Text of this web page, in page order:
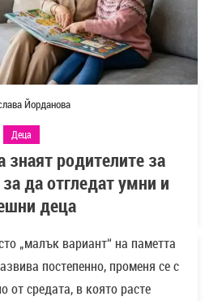
Йорданова
Деца
знаят родителите за
да отгледат умни и
деца
„малък вариант“ на паметта
постепенно, променя се с
от средата, в която расте